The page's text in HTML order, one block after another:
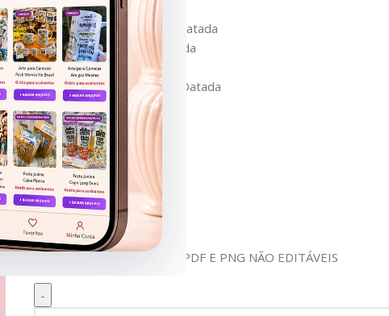
Capas A5 | 18×18 | A6
Miolo Agenda 18×18 Não Datada
Miolo Agenda A5 Não Datada
Miolo Bloco A6
Miolo Mini Agenda A6 Não Datada
Marcador de Páginas
Sacola
Estampa para Chaveiro
Estampa Canecas
Acompanha Fonte
Elementos
Brinde: Porta Caneta
ARQUIVOS EM FORMATO PDF E PNG NÃO EDITÁVEIS